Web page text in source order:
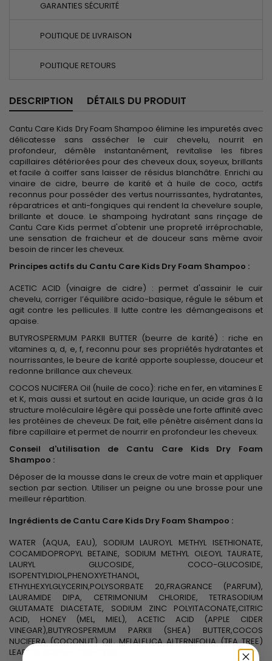
GARANTIES SÉCURITÉ
POLITIQUE DE LIVRAISON
POLITIQUE RETOURS
DESCRIPTION DÉTAILS DU PRODUIT
Cantu Care Kids Dry Foam Shampoo élimine les impuretés avec
délicatesse sans assécher le cuir chevelu, nourrit en
profondeur, démêle instantanément, revitalise les fibres
capillaires détériorées pour des cheveux doux, soyeux, brillants
et facile à coiffer sans laisser de résidus blanchâtre. Enrichi au
vinaire de cidre, beurre de karité et à huile de coco, actifs
reconnus pour posséder des vertus nourrissantes, hydratantes,
réparatrices et anti-fongiques qui rendent la chevelure souple,
brillante et douce. Le shampoing hydratant sans rinçage de
Cantu Care Kids permet d'obtenir une propreté irréprochable,
une sensation de fraicheur et de douceur sans même avoir
besoin de rincer les cheveux.
Principes actifs du Cantu Care Kids Dry Foam Shampoo :
ACETIC ACID (vinaigre de cidre) : permet d'assainir le cuir
chevelu, corriger l’équilibre acido-basique, régule le sébum et
agit contre les pellicules. Il lutte contre les démangeaisons et
apaise.
BUTYROSPERMUM PARKII BUTTER (beurre de karité) : riche en
vitamines a, d, e, f, reconnu pour ses propriétés hydratantes et
nourrissantes, le beure de karité apporte souplesse, douceur et
redonne brillance aux cheveux.
COCOS NUCIFERA Oil (huile de coco): riche en fer, en vitamines E
et K, mais aussi et surtout en acide laurique, un acide gras à la
structure moléculaire légère qui possède une forte affinité avec
les protéines de cheveux. De fait, elle pénètre aisément dans la
fibre capillaire et permet de nourrir en profondeur les cheveux.
Conseil d'utilisation de Cantu Care Kids Dry Foam
Shampoo :
Déposer de la mousse dans le creux de votre main et appliquer
section par section. Utiliser un peigne ou une brosse pour une
meilleur répartition.
Ingrédients de Cantu Care Kids Dry Foam Shampoo :
WATER (AQUA, EAU), SODIUM LAUROYL METHYL ISETHIONATE,
COCAMIDOPROPYL BETAINE, SODIUM METHYL OLEOYL TAURATE,
LAURYL GLUCOSIDE, COCO-GLUCOSIDE,
ISOPENTYLDIOL,PHENOXYETHANOL,
ETHYLHEXYLGLYCERIN,POLYSORBATE 20,FRAGRANCE (PARFUM),
LAURAMIDE DIPA, CETRIMONIUM CHLORIDE, TETRASODIUM
GLUTAMATE DIACETATE, SODIUM ZINC POLYITACONATE,CITRIC
ACID, HONEY (MEL, MIEL), ACETIC ACID (APPLE CIDER
VINEGAR),BUTYROSPERMUM PARKII (SHEA) BUTTER,COCOS
NUCIFERA (COCONUT) OIL, MELALEUCA ALTERNIFOLIA (TEA TREE)
LEAF OIL, SODIUM HYDROXIDE.